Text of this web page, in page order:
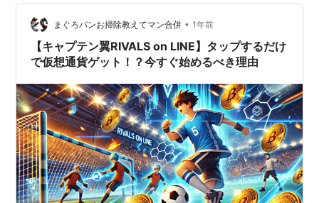
を見る方法は存在しない エアドロ送信履歴や受信履歴の
確認は不可 エアドロ履歴の見方と確認方法 受信した写真
や動画は…
まぐろパンお掃除教えてマン合併 • 1年前
【キャプテン翼RIVALS on LINE】タップするだけ
で仮想通貨ゲット！？今すぐ始めるべき理由